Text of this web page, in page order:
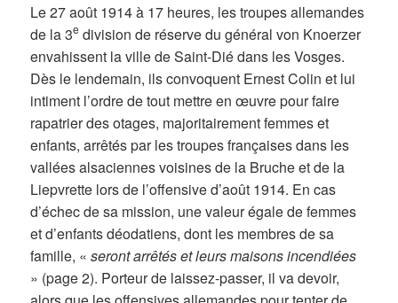
Le 27 août 1914 à 17 heures, les troupes allemandes
de la 3e division de réserve du général von Knoerzer
envahissent la ville de Saint-Dié dans les Vosges.
Dès le lendemain, ils convoquent Ernest Colin et lui
intiment l’ordre de tout mettre en œuvre pour faire
rapatrier des otages, majoritairement femmes et
enfants, arrêtés par les troupes françaises dans les
vallées alsaciennes voisines de la Bruche et de la
Liepvrette lors de l’offensive d’août 1914. En cas
d’échec de sa mission, une valeur égale de femmes
et d’enfants déodatiens, dont les membres de sa
famille, «seront arrêtés et leurs maisons incendiées
» (page 2). Porteur de laissez-passer, il va devoir,